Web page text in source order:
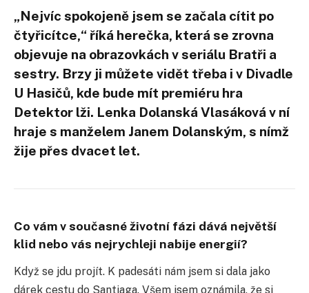
„Nejvíc spokojeně jsem se začala cítit po
čtyřicítce,“ říká herečka, která se zrovna
objevuje na obrazovkách v seriálu Bratři a
sestry. Brzy ji můžete vidět třeba i v Divadle
U Hasičů, kde bude mít premiéru hra
Detektor lži. Lenka Dolanská Vlasáková v ní
hraje s manželem Janem Dolanským, s nímž
žije přes dvacet let.
Co vám v současné životní fázi dává největší
klid nebo vás nejrychleji nabije energií?
Když se jdu projít. K padesáti nám jsem si dala jako
dárek cestu do Santiaga. Všem jsem oznámila, že si